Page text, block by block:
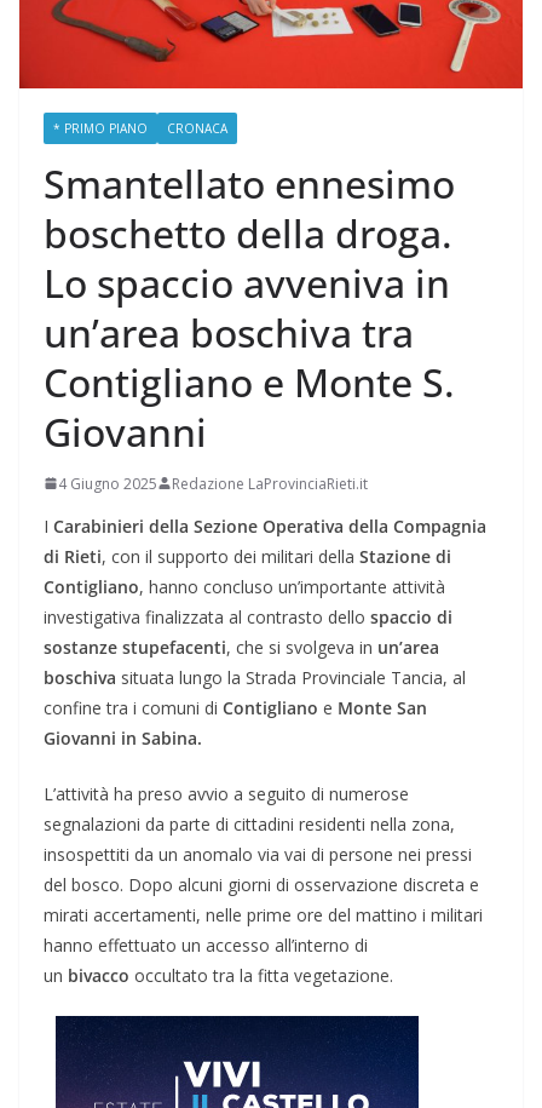
* PRIMO PIANO CRONACA
Smantellato ennesimo
boschetto della droga.
Lo spaccio avveniva in
un’area boschiva tra
Contigliano e Monte S.
Giovanni
4 Giugno 2025 Redazione LaProvinciaRieti.it
I Carabinieri della Sezione Operativa della Compagnia
di Rieti, con il supporto dei militari della Stazione di
Contigliano, hanno concluso un’importante attività
investigativa finalizzata al contrasto dello spaccio di
sostanze stupefacenti, che si svolgeva in un’area
boschiva situata lungo la Strada Provinciale Tancia, al
confine tra i comuni di Contigliano e Monte San
Giovanni in Sabina.
L’attività ha preso avvio a seguito di numerose
segnalazioni da parte di cittadini residenti nella zona,
insospettiti da un anomalo via vai di persone nei pressi
del bosco. Dopo alcuni giorni di osservazione discreta e
mirati accertamenti, nelle prime ore del mattino i militari
hanno effettuato un accesso all’interno di
un bivacco occultato tra la fitta vegetazione.